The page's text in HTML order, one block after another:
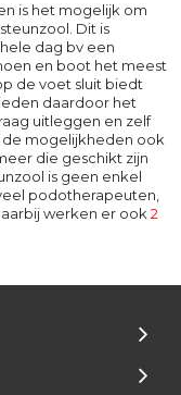
is het mogelijk om
Dit is
dag bv een
en boot het meest
de voet sluit biedt
daardoor het
uitleggen en zelf
de mogelijkheden ook
die geschikt zijn
is geen enkel
podotherapeuten,
werken er ook2